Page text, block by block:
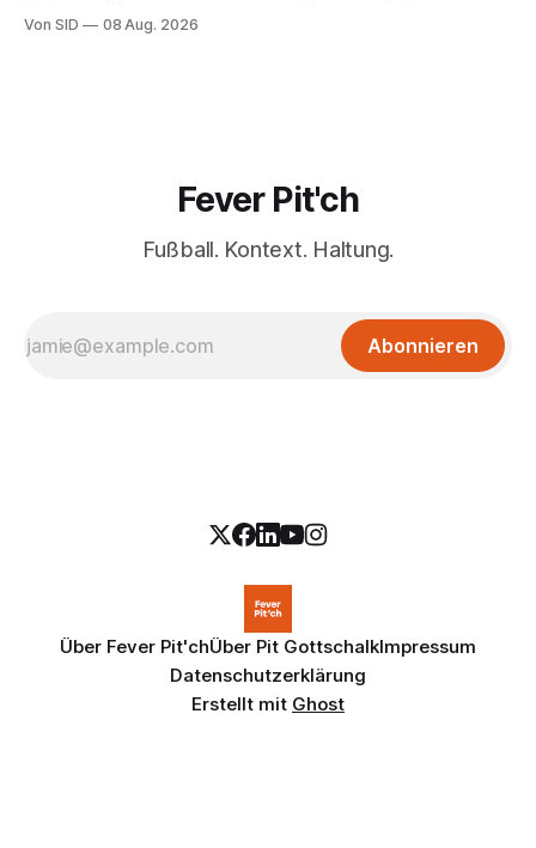
Von SID 08 Aug. 2026
Fever Pit'ch
Fußball. Kontext. Haltung.
Abonnieren
Über Fever Pit'chÜber Pit GottschalkImpressum
Datenschutzerklärung
Erstellt mit Ghost